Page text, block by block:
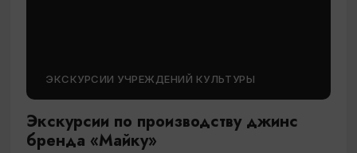
ЭКСКУРСИИ УЧРЕЖДЕНИЙ КУЛЬТУРЫ
Экскурсии по производству джинс
бренда «Майку»